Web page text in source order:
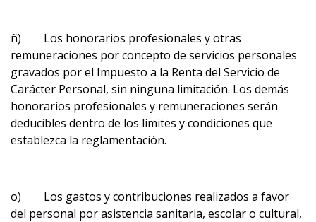
ñ) Los honorarios profesionales y otras
remuneraciones por concepto de servicios personales
gravados por el Impuesto a la Renta del Servicio de
Carácter Personal, sin ninguna limitación. Los demás
honorarios profesionales y remuneraciones serán
deducibles dentro de los límites y condiciones que
establezca la reglamentación.
o) Los gastos y contribuciones realizados a favor
del personal por asistencia sanitaria, escolar o cultural,